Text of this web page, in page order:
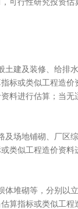
可行性研究投资
建及装修、给排
标或类似工程造
料进行估算；当
场地铺砌、厂区
类似工程造价资
堆砌等，分别以
算指标或类似工